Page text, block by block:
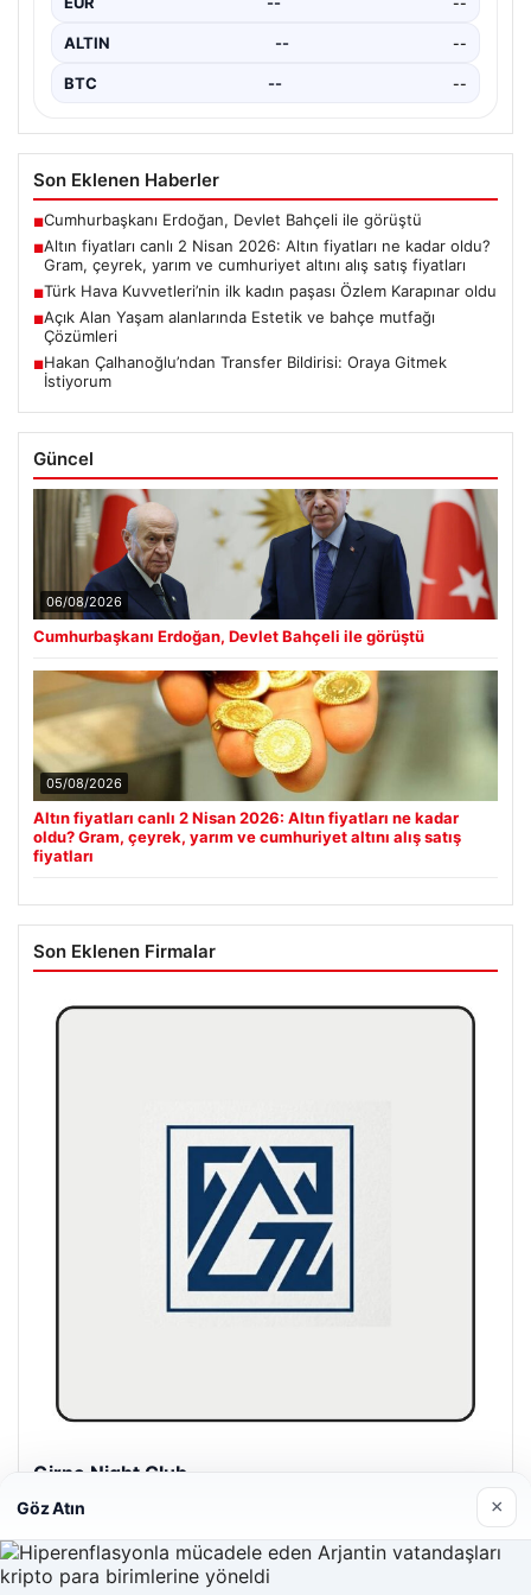
ALTIN -- --
BTC -- --
Son Eklenen Haberler
■Cumhurbaşkanı Erdoğan, Devlet Bahçeli ile görüştü
■Altın fiyatları canlı 2 Nisan 2026: Altın fiyatları ne kadar oldu?
Gram, çeyrek, yarım ve cumhuriyet altını alış satış fiyatları
■Türk Hava Kuvvetleri’nin ilk kadın paşası Özlem Karapınar oldu
■Açık Alan Yaşam alanlarında Estetik ve bahçe mutfağı
Çözümleri
■Hakan Çalhanoğlu’ndan Transfer Bildirisi: Oraya Gitmek
İstiyorum
Güncel
06/08/2026
Cumhurbaşkanı Erdoğan, Devlet Bahçeli ile görüştü
05/08/2026
Altın fiyatları canlı 2 Nisan 2026: Altın fiyatları ne kadar
oldu? Gram, çeyrek, yarım ve cumhuriyet altını alış satış
fiyatları
Son Eklenen Firmalar
Girne Night Club
01/05/2026
Göz Atın ×